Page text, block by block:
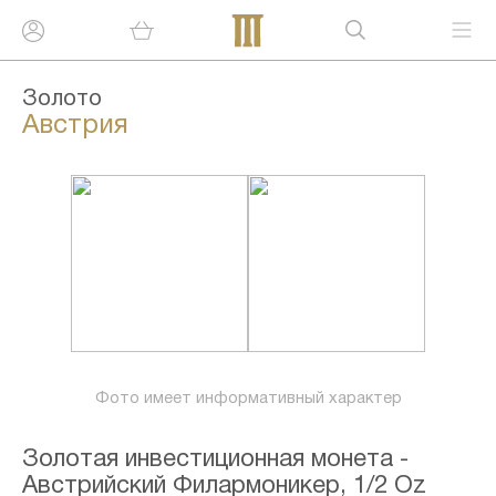
Золото
Австрия
Фото имеет информативный характер
Золотая инвестиционная монета -
Австрийский Филармоникер, 1/2 Oz